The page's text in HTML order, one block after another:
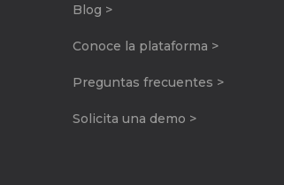
Blog >
Conoce la plataforma >
Preguntas frecuentes >
Solicita una demo >